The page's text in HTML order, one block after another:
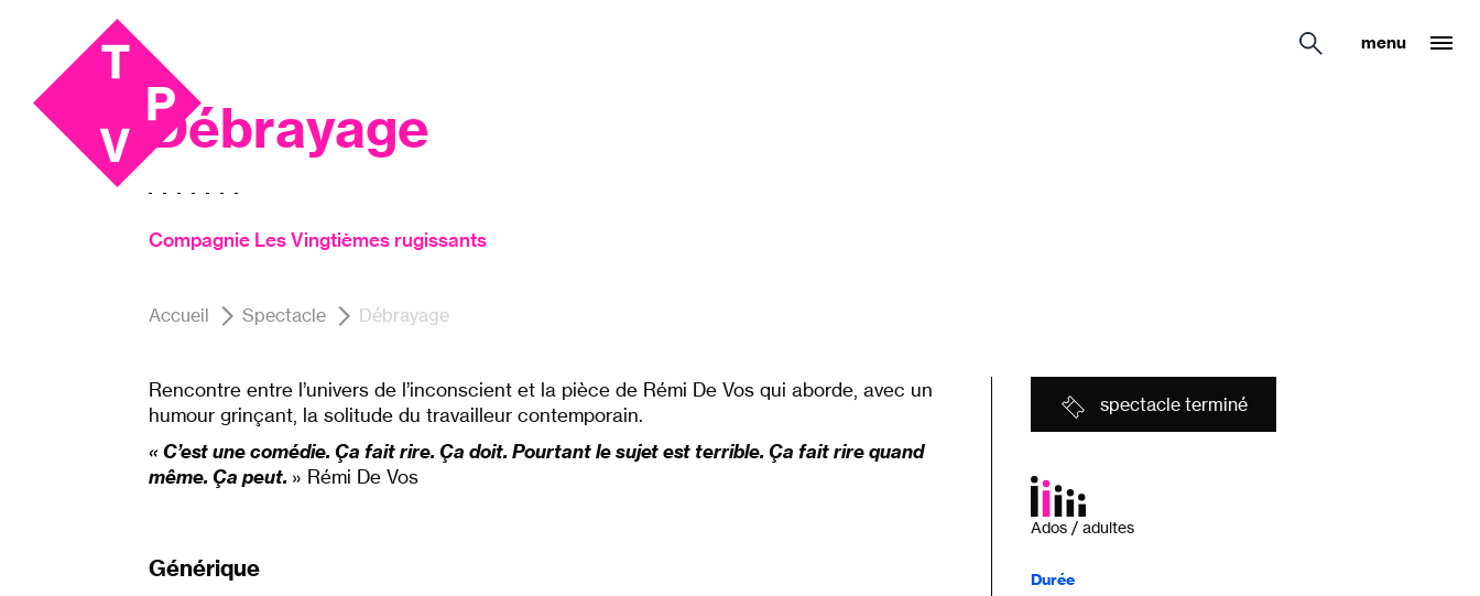
menu
contenu
menu
SPOT#1, Théâtre
Débrayage
Compagnie Les Vingtièmes rugissants
Accueil Spectacle Débrayage
Rencontre entre l’univers de l’inconscient et la pièce de Rémi De Vos qui aborde, avec un
humour grinçant, la solitude du travailleur contemporain.
« C’est une comédie. Ça fait rire. Ça doit. Pourtant le sujet est terrible. Ça fait rire quand
même. Ça peut. » Rémi De Vos
Générique
spectacle terminé
Ados / adultes
Durée